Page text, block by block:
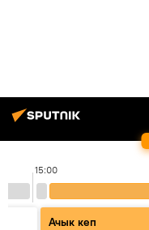
15:00
Ачык кеп